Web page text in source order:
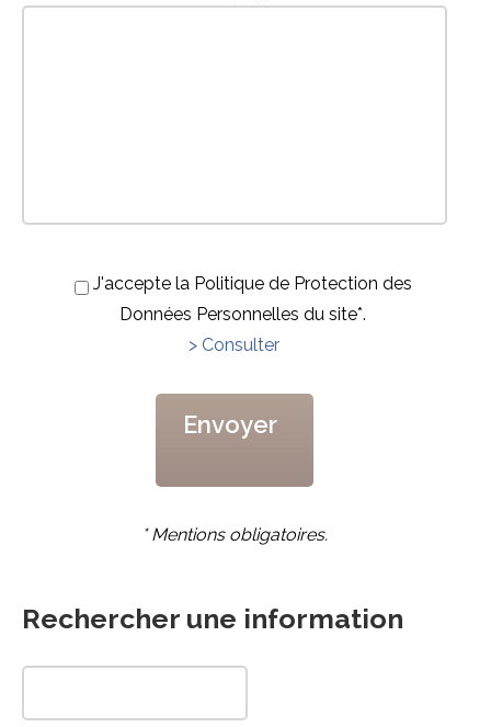
J'accepte la Politique de Protection des
Données Personnelles du site*.
> Consulter
* Mentions obligatoires.
Rechercher une information